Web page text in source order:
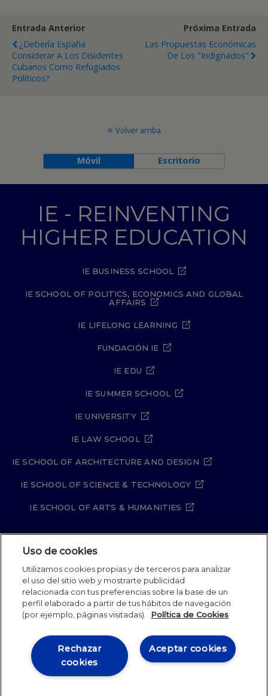
Entrada Anterior
¿Debería España
Considerar A Los Disidentes
Cubanos Como Refugiados
Políticos?
Próxima Entrada
Las Propuestas Económicas
De Los "indignados"
Volver arriba
Móvil Escritorio
IE - REINVENTING
HIGHER EDUCATION
IE BUSINESS SCHOOL
IE SCHOOL OF POLITICS, ECONOMICS AND GLOBAL
AFFAIRS
IE LIFELONG LEARNING
FUNDACIÓN IE
IE EDU
IE SUMMER SCHOOL
IE UNIVERSITY
IE LAW SCHOOL
IE SCHOOL OF ARCHITECTURE AND DESIGN
IE SCHOOL OF SCIENCE & TECHNOLOGY
IE SCHOOL OF ARTS & HUMANITIES
Aviso legal
Política de Cookies
Política de seguridad
Student Academic Standards
Canal Compliance
Site Map
IE University 2026
Uso de cookies
Utilizamos cookies propias y de terceros para analizar
el uso del sitio web y mostrarte publicidad
relacionada con tus preferencias sobre la base de un
perfil elaborado a partir de tus hábitos de navegación
(por ejemplo, páginas visitadas).
Política de Cookies
Aceptar cookies
Rechazar
cookies